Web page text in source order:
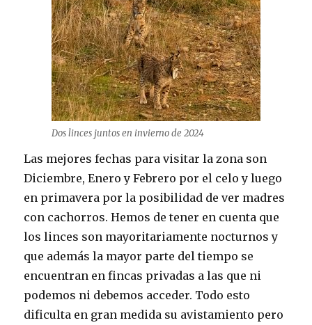
Dos linces juntos en invierno de 2024
Las mejores fechas para visitar la zona son
Diciembre, Enero y Febrero por el celo y luego
en primavera por la posibilidad de ver madres
con cachorros. Hemos de tener en cuenta que
los linces son mayoritariamente nocturnos y
que además la mayor parte del tiempo se
encuentran en fincas privadas a las que ni
podemos ni debemos acceder. Todo esto
dificulta en gran medida su avistamiento pero